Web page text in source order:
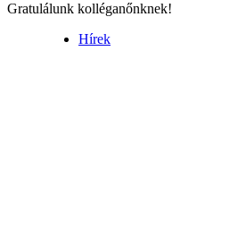
Gratulálunk kolléganőnknek!
Hírek